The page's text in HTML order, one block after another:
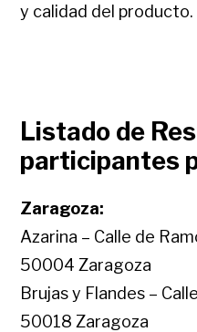
y calidad del producto.
Listado de
participantes
Zaragoza:
Azarina – Calle de
50004 Zaragoza
Brujas y Flandes –
50018 Zaragoza